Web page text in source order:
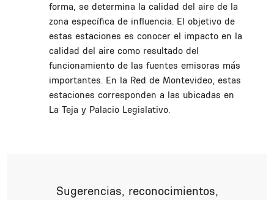
forma, se determina la calidad del aire de la
zona específica de influencia. El objetivo de
estas estaciones es conocer el impacto en la
calidad del aire como resultado del
funcionamiento de las fuentes emisoras más
importantes. En la Red de Montevideo, estas
estaciones corresponden a las ubicadas en
La Teja y Palacio Legislativo.
Sugerencias, reconocimientos,